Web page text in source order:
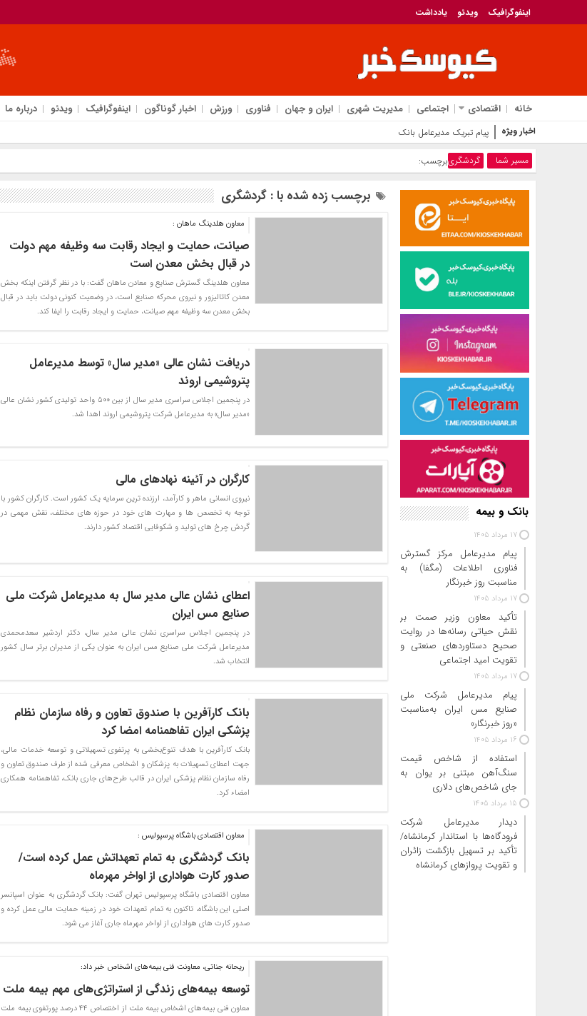
اینفوگرافیک ویدئو یادداشت
خانه اقتصادی اجتماعی مدیریت شهری ایران و جهان فناوری ورزش اخبار گوناگون اینفوگرافیک ویدئو درباره ما
اخبار ویژه پیام تبریک مدیرعامل بانک مسکن به مناسبت روز خبرنگار
مسیر شما برچسب:گردشگری
بانک و بیمه
17 مرداد 1405
پیام مدیرعامل مرکز گسترش
فناوری اطلاعات (مگفا) به
مناسبت روز خبرنگار
17 مرداد 1405
تأکید معاون وزیر صمت بر
نقش حیاتی رسانه‌ها در روایت
صحیح دستاوردهای صنعتی و
تقویت امید اجتماعی
17 مرداد 1405
پیام مدیرعامل شرکت ملی
صنایع مس ایران به‌مناسبت
«روز خبرنگار»
16 مرداد 1405
استفاده از شاخص قیمت
سنگ‌آهن مبتنی بر یوان به
جای شاخص‌های دلاری
15 مرداد 1405
دیدار مدیرعامل شرکت
فرودگاه‌ها با استاندار کرمانشاه/
تأکید بر تسهیل بازگشت زائران
و تقویت پروازهای کرمانشاه
برچسب زده شده با : گردشگری
معاون هلدینگ ماهان :
صیانت، حمایت و ایجاد رقابت سه وظیفه مهم دولت
در قبال بخش معدن است
معاون هلدینگ گسترش صنایع و معادن ماهان گفت: با در نظر گرفتن اینکه بخش
معدن کاتالیزور و نیروی محرکه صنایع است، در وضعیت کنونی دولت باید در قبال
بخش معدن سه وظیفه مهم صیانت، حمایت و ایجاد رقابت را ایفا کند.
دریافت نشان عالی «مدیر سال» توسط مدیرعامل
پتروشیمی اروند
در پنجمین اجلاس سراسری مدیر سال از بین ۵۰۰ واحد تولیدی کشور نشان عالی
«مدیر سال» به مدیرعامل شرکت پتروشیمی اروند اهدا شد.
کارگران در آئینه نهادهای مالی
نیروی انسانی ماهر و کارآمد، ارزنده ترین سرمایه یک کشور است. کارگران کشور با
توجه به تخصص ها و مهارت های خود در حوزه های مختلف، نقش مهمی در
گردش چرخ های تولید و شکوفایی اقتصاد کشور دارند.
اعطای نشان عالی مدیر سال به مدیرعامل شرکت ملی
صنایع مس ایران
در پنجمین اجلاس سراسری نشان عالی مدیر سال، دکتر اردشیر سعدمحمدی
مدیرعامل شرکت ملی صنایع مس ایران به عنوان یکی از مدیران برتر سال کشور
انتخاب شد.
بانک کارآفرین با صندوق تعاون و رفاه سازمان نظام
پزشکی ایران تفاهمنامه امضا کرد
بانک کارآفرین با هدف تنوع‌بخشی به پرتفوی تسهیلاتی‌ و توسعه خدمات مالی،
جهت اعطای تسهیلات به پزشکان و اشخاص معرفی‌ شده از طرف صندوق تعاون و
رفاه سازمان نظام پزشکی‌ ایران در قالب طرح‌های جاری‌ بانک، تفاهمنامه همکاری‌
امضاء کرد.
معاون اقتصادی باشگاه پرسپولیس :
بانک گردشگری به تمام تعهداتش عمل کرده است/
صدور کارت هواداری از اواخر مهرماه
معاون اقتصادی باشگاه پرسپولیس تهران گفت: بانک گردشگری به عنوان اسپانسر
اصلی این باشگاه، تاکنون به تمام تعهدات خود در زمینه حمایت مالی عمل کرده و
صدور کارت های هواداری از اواخر مهرماه جاری آغاز می شود.
ریحانه جناتی، معاونت فنی بیمه‌های اشخاص خبر داد:
توسعه بیمه‌های زندگی از استراتژی‌های مهم بیمه ملت
معاون فنی بیمه‌های اشخاص بیمه ملت از اختصاص 44 درصد پورتفوی بیمه ملت